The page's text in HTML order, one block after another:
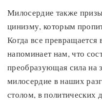
Милосердие также
цинизму, которым
Когда все превращается
напоминает нам, что
преобразующая сила
милосердие в наших
столом, в политических